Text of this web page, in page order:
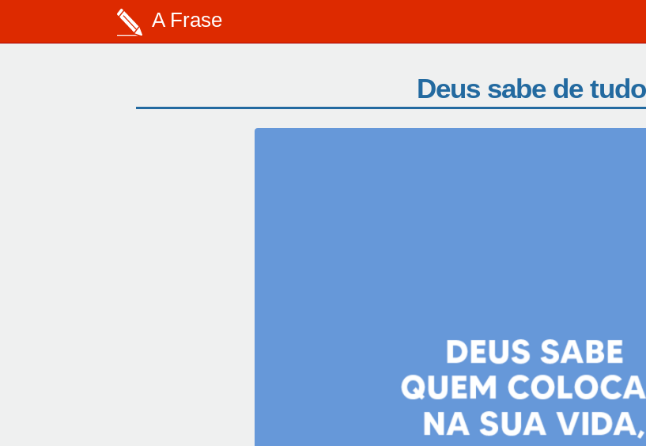
A Frase
Deus sabe de tudo